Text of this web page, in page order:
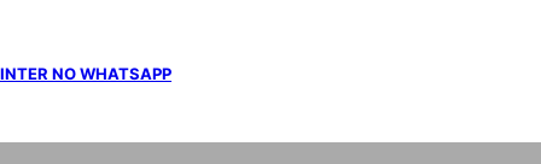
INTER NO WHATSAPP